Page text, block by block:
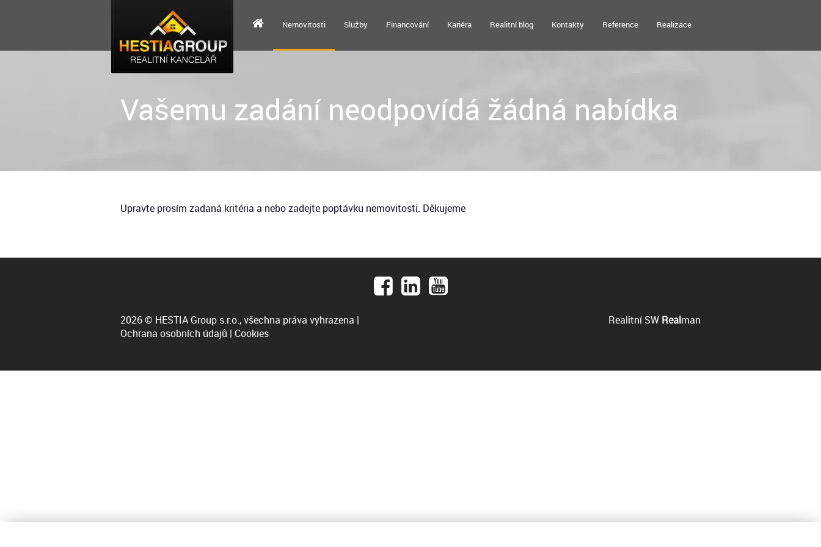
Nemovitosti Služby Financování Kariéra Realitní blog Kontakty Reference Realizace
Vašemu zadání neodpovídá žádná nabídka
Upravte prosím zadaná kritéria a nebo zadejte poptávku nemovitosti. Děkujeme
2026 © HESTIA Group s.r.o., všechna práva vyhrazena |
Ochrana osobních údajů | Cookies
Realitní SW Realman